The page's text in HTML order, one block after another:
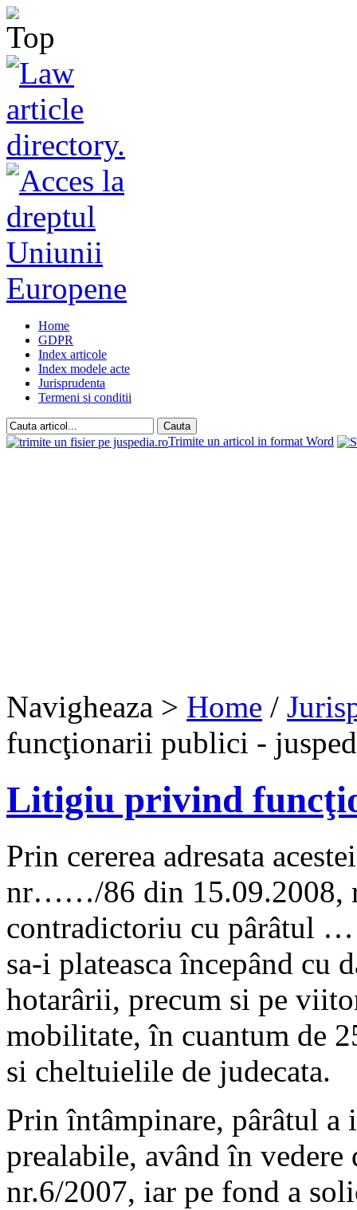
Home
GDPR
Index articole
Index modele acte
Jurisprudenta
Termeni si conditii
Trimite un articol in format Word
Navigheaza > Home /
funcţionarii publici -
Litigiu privind
Prin cererea adresata
nr……/86 din 15.09.2008,
contradictoriu cu pârâtul
sa-i plateasca începând cu
hotarârii, precum si pe
mobilitate, în cuantum de
si cheltuielile de judecata.
Prin întâmpinare, pârâtul
prealabile, având în
nr.6/2007, iar pe fond a